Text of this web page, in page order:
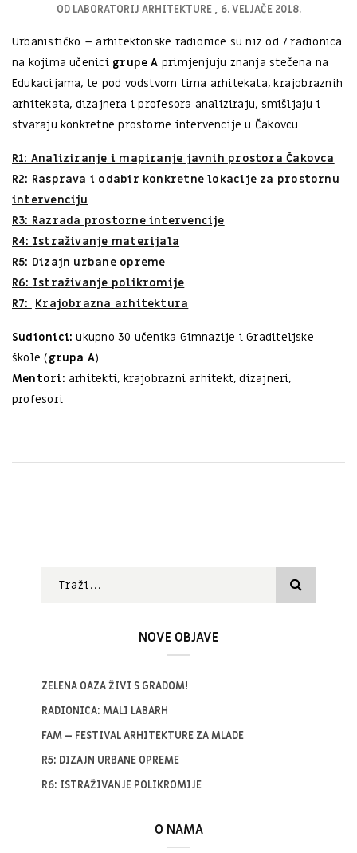
OD LABORATORIJ ARHITEKTURE 6. VELJAČE 2018.
Urbanističko – arhitektonske radionice su niz od 7 radionica
na kojima učenici grupe A primjenjuju znanja stečena na
Edukacijama, te pod vodstvom tima arhitekata, krajobraznih
arhitekata, dizajnera i profesora analiziraju, smišljaju i
stvaraju konkretne prostorne intervencije u Čakovcu
R1: Analiziranje i mapiranje javnih prostora Čakovca
R2: Rasprava i odabir konkretne lokacije za prostornu
intervenciju
R3: Razrada prostorne intervencije
R4: Istraživanje materijala
R5: Dizajn urbane opreme
R6: Istraživanje polikromije
R7: Krajobrazna arhitektura
Sudionici: ukupno 30 učenika Gimnazije i Graditeljske
škole (grupa A)
Mentori: arhitekti, krajobrazni arhitekt, dizajneri,
profesori
NOVE OBJAVE
ZELENA OAZA ŽIVI S GRADOM!
RADIONICA: MALI LABARH
FAM – FESTIVAL ARHITEKTURE ZA MLADE
R5: DIZAJN URBANE OPREME
R6: ISTRAŽIVANJE POLIKROMIJE
O NAMA